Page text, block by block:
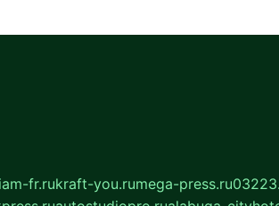
fr.rukraft-you.rumega-press.ru